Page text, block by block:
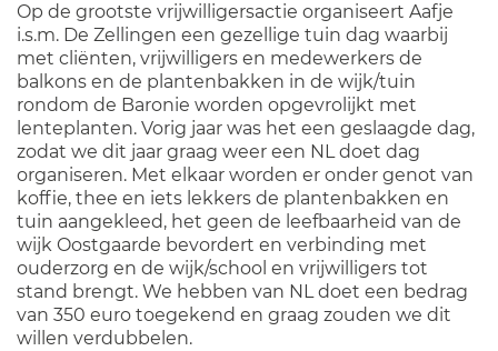
Op de grootste vrijwilligersactie organiseert Aafje
i.s.m. De Zellingen een gezellige tuin dag waarbij
met cliënten, vrijwilligers en medewerkers de
balkons en de plantenbakken in de wijk/tuin
rondom de Baronie worden opgevrolijkt met
lenteplanten. Vorig jaar was het een geslaagde dag,
zodat we dit jaar graag weer een NL doet dag
organiseren. Met elkaar worden er onder genot van
koffie, thee en iets lekkers de plantenbakken en
tuin aangekleed, het geen de leefbaarheid van de
wijk Oostgaarde bevordert en verbinding met
ouderzorg en de wijk/school en vrijwilligers tot
stand brengt. We hebben van NL doet een bedrag
van 350 euro toegekend en graag zouden we dit
willen verdubbelen.